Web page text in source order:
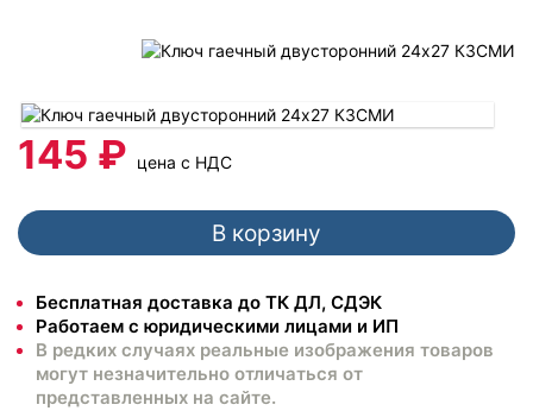
145 ₽ цена с НДС
В корзину
Бесплатная доставка до ТК ДЛ, СДЭК
Работаем с юридическими лицами и ИП
В редких случаях реальные изображения товаров
могут незначительно отличаться от
представленных на сайте.